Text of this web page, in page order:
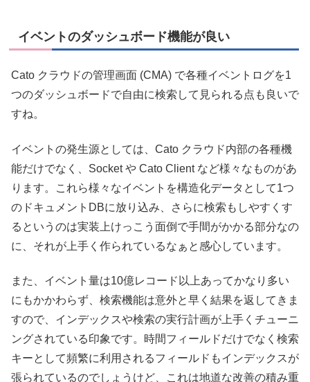
イベントのダッシュボード機能が良い
Cato クラウドの管理画面 (CMA) で各種イベントログを1
つのダッシュボードで自由に検索して見られる点も良いで
すね。
イベントの発生源としては、Cato クラウド内部の各種機
能だけでなく、Socket や Cato Client など様々なものがあ
ります。これら様々なイベントを構造化データとして1つ
のドキュメントDBに放り込み、さらに検索もしやすくす
るというのは実装上けっこう面倒で手間がかかる部分なの
に、それが上手く作られているなぁと感心しています。
また、イベント量は10億レコード以上あってかなり多い
にもかかわらず、検索機能は意外と早く結果を返してきま
すので、インデックスや検索の実行計画が上手くチューニ
ングされている印象です。時間フィールドだけでなく検索
キーとして頻繁に利用されるフィールドもインデックスが
張られているのでしょうけど、これは地道な改善の積み重